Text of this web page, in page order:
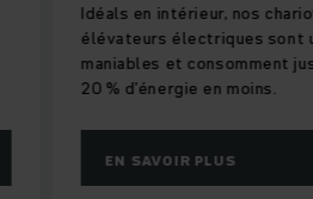
Idéals en intérieur, nos chariots
élévateurs électriques sont ultra-
maniables et consomment jusqu’à
20 % d’énergie en moins.
EN SAVOIR PLUS